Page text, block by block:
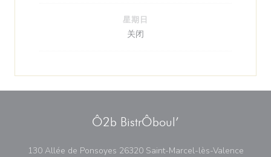
星期日
关闭
Ô2b BistrÔboul’
130 Allée de Ponsoyes 26320 Saint-Marcel-lès-Valence((在新